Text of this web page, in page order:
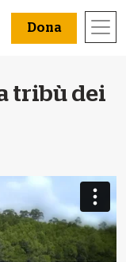
Dona
tribù dei